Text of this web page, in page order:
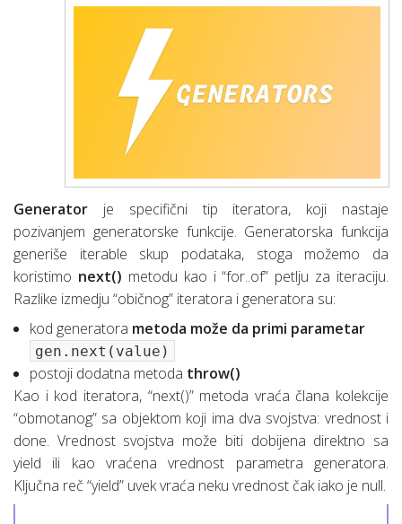
Generator je specifični tip iteratora, koji nastaje
pozivanjem generatorske funkcije. Generatorska funkcija
generiše iterable skup podataka, stoga možemo da
koristimo next() metodu kao i “for..of” petlju za iteraciju.
Razlike izmedju “običnog” iteratora i generatora su:
kod generatora metoda može da primi parametar
gen.next(value)
postoji dodatna metoda throw()
Kao i kod iteratora, “next()” metoda vraća člana kolekcije
“obmotanog” sa objektom koji ima dva svojstva: vrednost i
done. Vrednost svojstva može biti dobijena direktno sa
yield ili kao vraćena vrednost parametra generatora.
Ključna reč “yield” uvek vraća neku vrednost čak iako je null.